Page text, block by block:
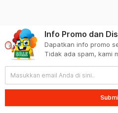
Info Promo dan
Dapatkan info promo
Tidak ada spam, kami